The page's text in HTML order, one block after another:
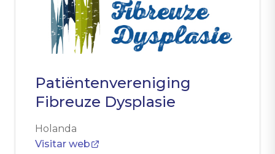
Patiëntenvereniging
Fibreuze Dysplasie
Holanda
Visitar web